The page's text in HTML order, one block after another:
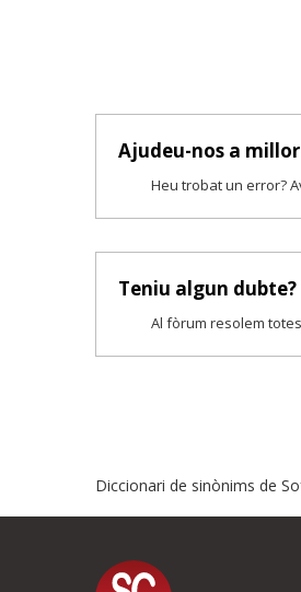
Ajudeu-nos a
Heu trobat un error?
Teniu algun dubte?
Al fòrum resolem
Proposeu-
Diccionari de sinònims de